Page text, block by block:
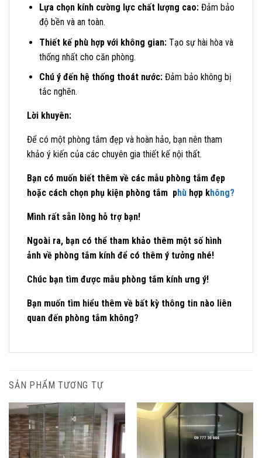
Lựa chọn kính cường lực chất lượng cao:Đảm bảo
độ bền và an toàn.
Thiết kế phù hợp với không gian:Tạo sự hài hòa và
thống nhất cho căn phòng.
Chú ý đến hệ thống thoát nước:Đảm bảo không bị
tắc nghẽn.
Lời khuyên:
Để có một phòng tắm đẹp và hoàn hảo, bạn nên tham
khảo ý kiến của các chuyên gia thiết kế nội thất.
Bạn có muốn biết thêm về các mẫu phòng tắm đẹp
hoặc cách chọn phụ kiện phòng tắm phù hợp không?
Mình rất sẵn lòng hỗ trợ bạn!
Ngoài ra, bạn có thể tham khảo thêm một số hình
ảnh về phòng tắm kính để có thêm ý tưởng nhé!
Chúc bạn tìm được mẫu phòng tắm kính ưng ý!
Bạn muốn tìm hiểu thêm về bất kỳ thông tin nào liên
quan đến phòng tắm không?
SẢN PHẨM TƯƠNG TỰ